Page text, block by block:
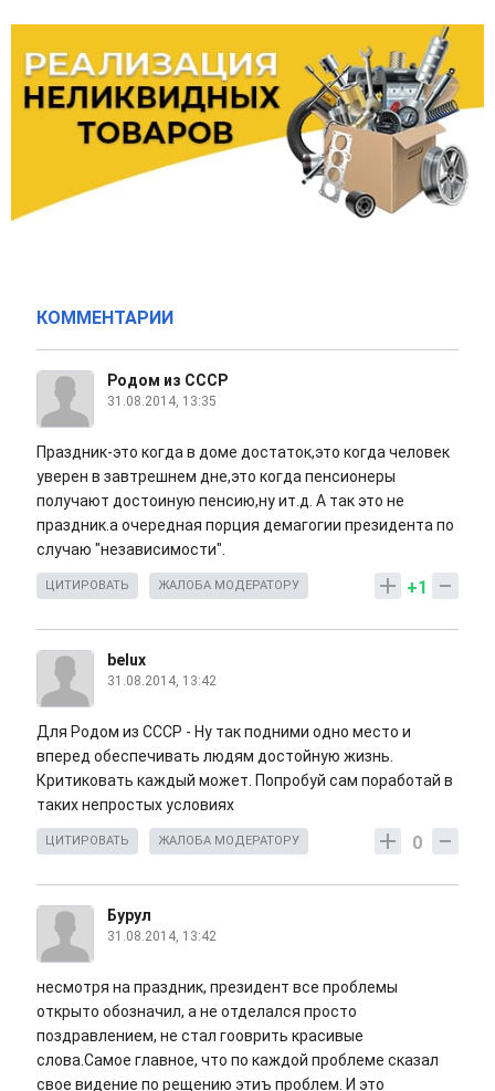
КОММЕНТАРИИ
Родом из СССР
31.08.2014, 13:35
Праздник-это когда в доме достаток,это когда человек
уверен в завтрешнем дне,это когда пенсионеры
получают достоиную пенсию,ну ит.д. А так это не
праздник.а очередная порция демагогии президента по
случаю "независимости".
+1
ЦИТИРОВАТЬ ЖАЛОБА МОДЕРАТОРУ
belux
31.08.2014, 13:42
Для Родом из СССР - Ну так подними одно место и
вперед обеспечивать людям достойную жизнь.
Критиковать каждый может. Попробуй сам поработай в
таких непростых условиях
0
ЦИТИРОВАТЬ ЖАЛОБА МОДЕРАТОРУ
Бурул
31.08.2014, 13:42
несмотря на праздник, президент все проблемы
открыто обозначил, а не отделался просто
поздравлением, не стал гооврить красивые
слова.Самое главное, что по каждой проблеме сказал
свое видение по рещению этиъ проблем. И это